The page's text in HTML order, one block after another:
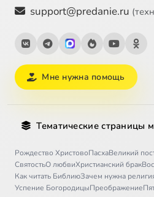
support@predanie.ru
Мне нужна помощь
Тематические страницы
Рождество ХристовоПасхаВеликий
СвятостьО любвиХристианский брак
Как читать БиблиюЗачем нужна
Успение БогородицыПреображение